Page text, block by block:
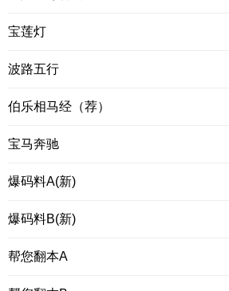
宝莲灯
波路五行
伯乐相马经（荐）
宝马奔驰
爆码料A(新)
爆码料B(新)
帮您翻本A